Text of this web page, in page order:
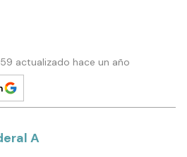
actualizado hace un año
A